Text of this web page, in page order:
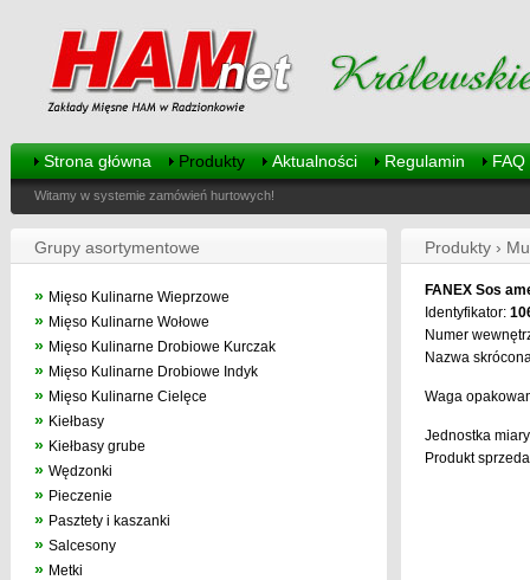
Strona główna Produkty Aktualności Regulamin FAQ
Witamy w systemie zamówień hurtowych!
Grupy asortymentowe
» Mięso Kulinarne Wieprzowe
» Mięso Kulinarne Wołowe
» Mięso Kulinarne Drobiowe Kurczak
» Mięso Kulinarne Drobiowe Indyk
» Mięso Kulinarne Cielęce
» Kiełbasy
» Kiełbasy grube
» Wędzonki
» Pieczenie
» Pasztety i kaszanki
» Salcesony
» Metki
Produkty ›
FANEX Sos
Identyfikator:
Numer
Nazwa
Waga
Jednostka
Produkt